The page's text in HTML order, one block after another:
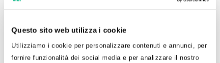
Questo sito web utilizza i cookie
Utilizziamo i cookie per personalizzare contenuti e annunci, per
fornire funzionalità dei social media e per analizzare il nostro
6 Febbraio 2020
Diana Pérez Corradini